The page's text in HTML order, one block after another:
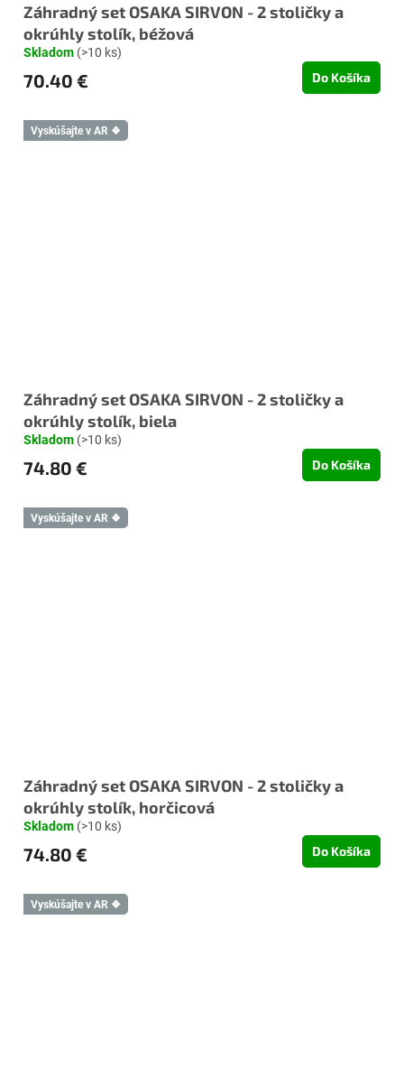
Záhradný set OSAKA SIRVON - 2 stoličky a
okrúhly stolík, béžová
Skladom (>10 ks)
70.40 € Do Košíka
Vyskúšajte v AR ❖
Záhradný set OSAKA SIRVON - 2 stoličky a
okrúhly stolík, biela
Skladom (>10 ks)
74.80 € Do Košíka
Vyskúšajte v AR ❖
Záhradný set OSAKA SIRVON - 2 stoličky a
okrúhly stolík, horčicová
Skladom (>10 ks)
74.80 € Do Košíka
Vyskúšajte v AR ❖